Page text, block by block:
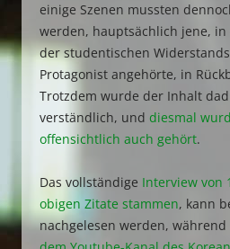
einige Szenen mussten
werden, hauptsächlich jene, in
der studentischen
Protagonist angehörte, in
Trotzdem wurde der Inhalt
verständlich, und diesmal
offensichtlich auch gehört.
Das vollständige Interview von
obigen Zitate stammen, kann
nachgelesen werden, während